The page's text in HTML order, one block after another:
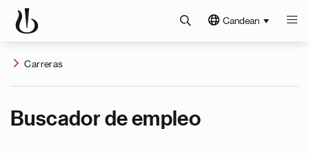
Candean
Carreras
Buscador de empleo